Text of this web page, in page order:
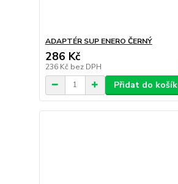
ADAPTÉR SUP ENERO ČERNÝ
286 Kč
236 Kč bez DPH
Přidat do